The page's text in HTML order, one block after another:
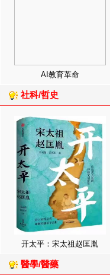
AI教育革命
社科/哲史
开太平：宋太祖赵匡胤
醫學/醫藥